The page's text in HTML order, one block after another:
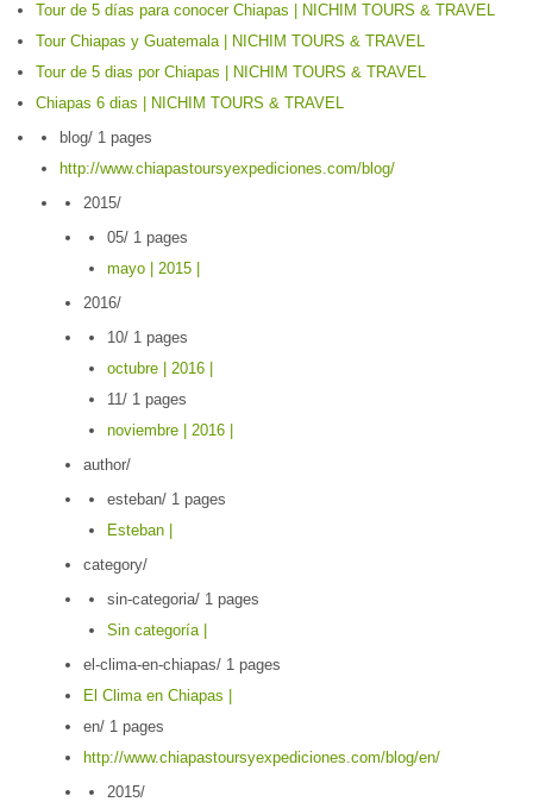
Tour de 5 días para conocer Chiapas | NICHIM TOURS & TRAVEL
Tour Chiapas y Guatemala | NICHIM TOURS & TRAVEL
Tour de 5 dias por Chiapas | NICHIM TOURS & TRAVEL
Chiapas 6 dias | NICHIM TOURS & TRAVEL
blog/ 1 pages
http://www.chiapastoursyexpediciones.com/blog/
2015/
05/ 1 pages
mayo | 2015 |
2016/
10/ 1 pages
octubre | 2016 |
11/ 1 pages
noviembre | 2016 |
author/
esteban/ 1 pages
Esteban |
category/
sin-categoria/ 1 pages
Sin categoría |
el-clima-en-chiapas/ 1 pages
El Clima en Chiapas |
en/ 1 pages
http://www.chiapastoursyexpediciones.com/blog/en/
2015/